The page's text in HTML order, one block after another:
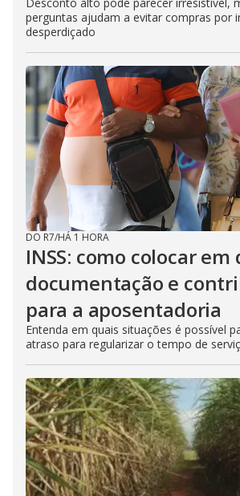
perguntas ajudam a evitar compras por
desperdiçado
DO R7/HÁ 1 HORA
INSS: como colocar em
documentação e
para a aposentadoria
Entenda em quais situações é possível
atraso para regularizar o tempo de